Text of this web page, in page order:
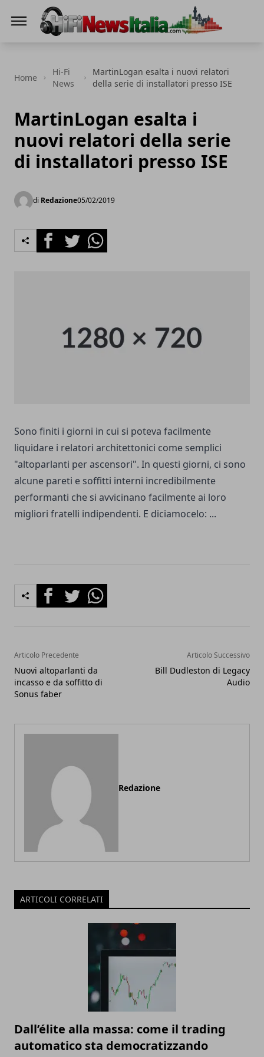
Home
Hi-Fi
News
MartinLogan esalta i nuovi relatori
della serie di installatori presso ISE
MartinLogan esalta i
nuovi relatori della serie
di installatori presso ISE
di Redazione05/02/2019
FacebookTwitterWhatsapp
Sono finiti i giorni in cui si poteva facilmente
liquidare i relatori architettonici come semplici
"altoparlanti per ascensori". In questi giorni, ci sono
alcune pareti e soffitti interni incredibilmente
performanti che si avvicinano facilmente ai loro
migliori fratelli indipendenti. E diciamocelo: ...
FacebookTwitterWhatsapp
Articolo Precedente
Nuovi altoparlanti da
incasso e da soffitto di
Sonus faber
Articolo Successivo
Bill Dudleston di Legacy
Audio
Redazione
ARTICOLI CORRELATI
Dall’élite alla massa: come il trading
automatico sta democratizzando